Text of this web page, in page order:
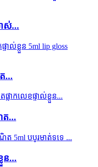
ស់...
...
...
ន...